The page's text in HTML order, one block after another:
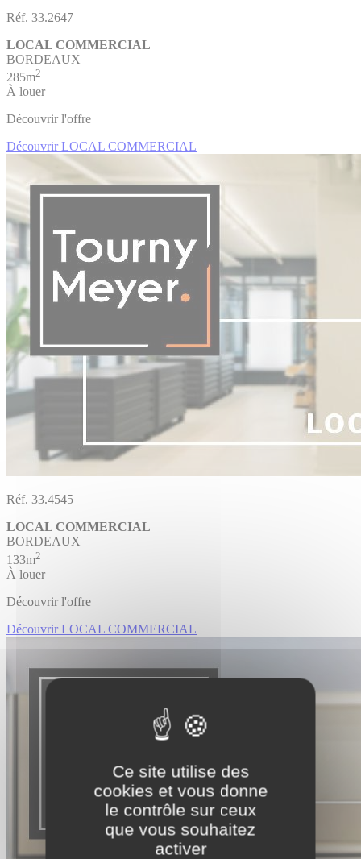
Ce site utilise des
cookies et vous donne
le contrôle sur ceux
que vous souhaitez
activer
Réf. 33.2647
LOCAL COMMERCIAL
BORDEAUX
285m2
À louer
Découvrir l'offre
Découvrir LOCAL COMMERCIAL
Réf. 33.4545
LOCAL COMMERCIAL
BORDEAUX
133m2
À louer
Découvrir l'offre
Découvrir LOCAL COMMERCIAL